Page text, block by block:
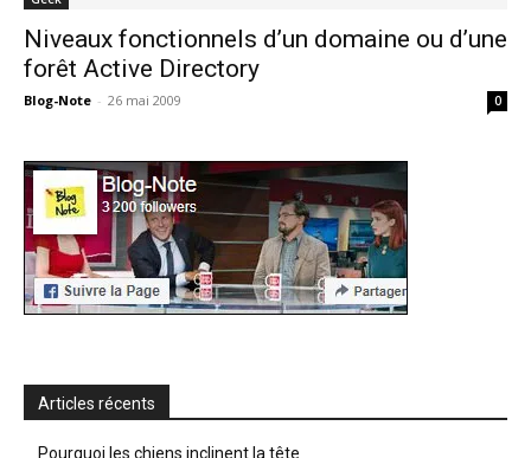
Niveaux fonctionnels d’un domaine ou d’une
forêt Active Directory
Blog-Note - 26 mai 2009 0
Articles récents
Pourquoi les chiens inclinent la tête